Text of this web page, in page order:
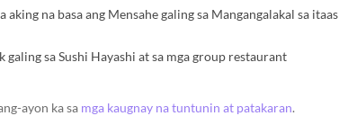
na basa ang Mensahe galing sa Mangangalakal sa itaas
galing sa Sushi Hayashi at sa mga group restaurant
ayon ka sa mga kaugnay na tuntunin at patakaran.